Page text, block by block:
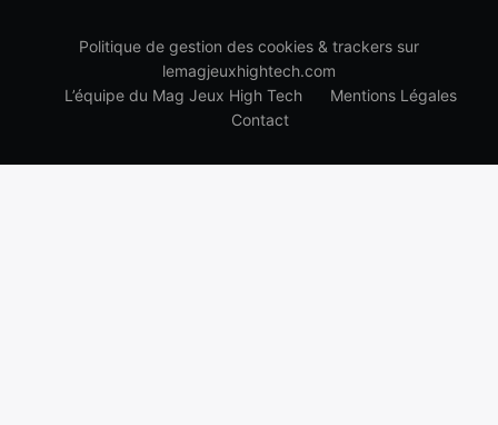
Politique de gestion des cookies & trackers sur
lemagjeuxhightech.com
L’équipe du Mag Jeux High Tech
Mentions Légales
Contact